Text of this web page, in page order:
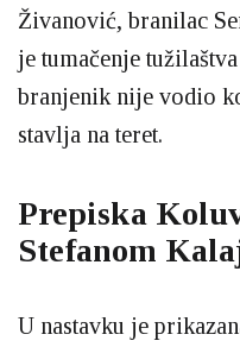
Živanović, branilac
je tumačenje
branjenik nije vodio
stavlja na teret.
Prepiska
Stefanom
U nastavku je